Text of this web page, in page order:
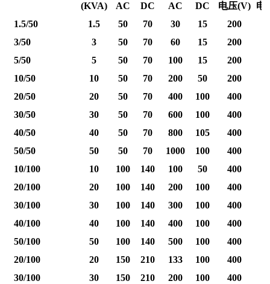
(KVA) AC DC AC DC 电压(V) 电
1.5/50
1.5 50 70 30 15 200
3/50
3 50 70 60 15 200
5/50
5 50 70 100 15 200
10/50
10 50 70 200 50 200
20/50
20 50 70 400 100 400
30/50
30 50 70 600 100 400
40/50
40 50 70 800 105 400
50/50
50 50 70 1000 100 400
10/100
10 100 140 100 50 400
20/100
20 100 140 200 100 400
30/100
30 100 140 300 100 400
40/100
40 100 140 400 100 400
50/100
50 100 140 500 100 400
20/100
20 150 210 133 100 400
30/100
30 150 210 200 100 400